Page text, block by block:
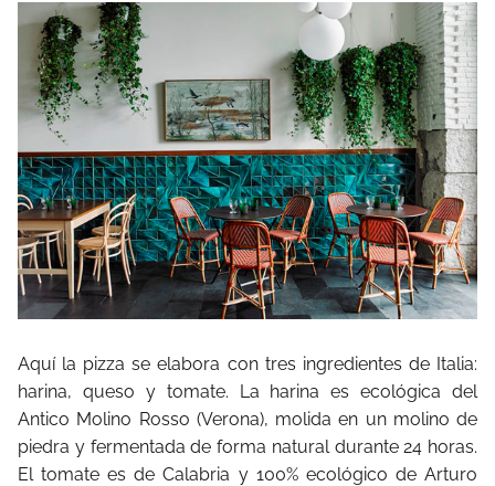
Aquí la pizza se elabora con tres ingredientes de Italia:
harina, queso y tomate. La harina es ecológica del
Antico Molino Rosso (Verona), molida en un molino de
piedra y fermentada de forma natural durante 24 horas.
El tomate es de Calabria y 100% ecológico de Arturo